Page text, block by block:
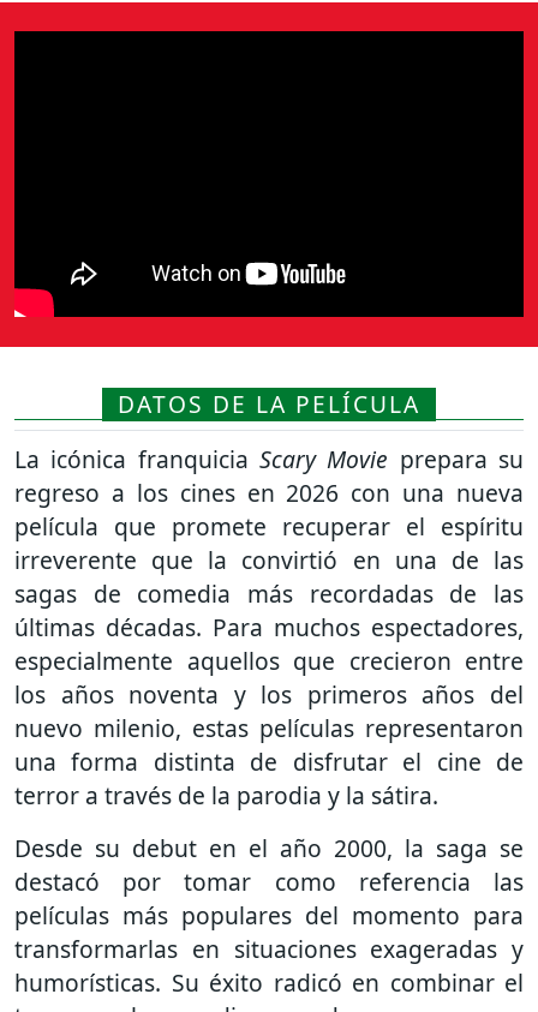
DATOS DE LA PELÍCULA
La icónica franquicia Scary Movie prepara su
regreso a los cines en 2026 con una nueva
película que promete recuperar el espíritu
irreverente que la convirtió en una de las
sagas de comedia más recordadas de las
últimas décadas. Para muchos espectadores,
especialmente aquellos que crecieron entre
los años noventa y los primeros años del
nuevo milenio, estas películas representaron
una forma distinta de disfrutar el cine de
terror a través de la parodia y la sátira.
Desde su debut en el año 2000, la saga se
destacó por tomar como referencia las
películas más populares del momento para
transformarlas en situaciones exageradas y
humorísticas. Su éxito radicó en combinar el